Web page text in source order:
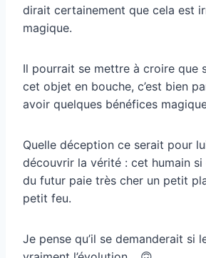
dirait certainement que cela est
magique.
Il pourrait se mettre à croire que
cet objet en bouche, c’est bien
avoir quelques bénéfices
Quelle déception ce serait pour
découvrir la vérité : cet humain si
du futur paie très cher un petit
petit feu.
Je pense qu’il se demanderait si